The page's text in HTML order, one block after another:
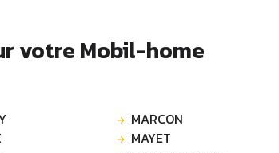
votre Mobil-home
MARCON
MAYET